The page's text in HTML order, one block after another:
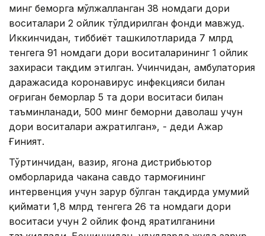
минг беморга мўлжалланган 38 номдаги дори
воситалари 2 ойлик тўлдирилган фонди мавжуд.
Иккинчидан, тиббиёт ташкилотларида 7 млрд
тенгега 91 номдаги дори воситаларининг 1 ойлик
захираси тақдим этилган. Учинчидан, амбулатория
даражасида коронавирус инфекцияси билан
оғриган беморлар 5 та дори воситаси билан
таъминланади, 500 минг беморни даволаш учун
дори воситалари ажратилган», - деди Ажар
Ғиният.
Тўртинчидан, вазир, ягона дистрибьютор
омборларида чакана савдо тармоғининг
интервенция учун зарур бўлган тақдирда умумий
қиймати 1,8 млрд тенгега 26 та номдаги дори
воситаси учун 2 ойлик фонд яратилганини